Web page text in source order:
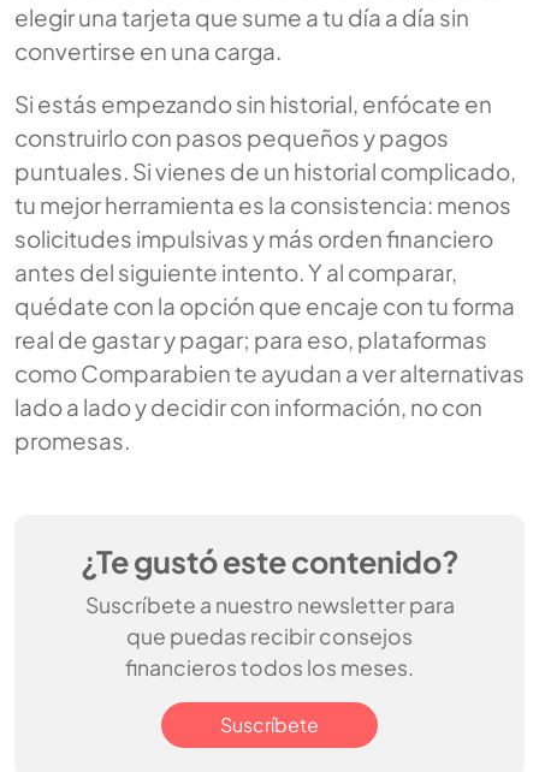
elegir una tarjeta que sume a tu día a día sin
convertirse en una carga.
Si estás empezando sin historial, enfócate en
construirlo con pasos pequeños y pagos
puntuales. Si vienes de un historial complicado,
tu mejor herramienta es la consistencia: menos
solicitudes impulsivas y más orden financiero
antes del siguiente intento. Y al comparar,
quédate con la opción que encaje con tu forma
real de gastar y pagar; para eso, plataformas
como Comparabien te ayudan a ver alternativas
lado a lado y decidir con información, no con
promesas.
¿Te gustó este contenido?
Suscríbete a nuestro newsletter para
que puedas recibir consejos
financieros todos los meses.
Suscríbete